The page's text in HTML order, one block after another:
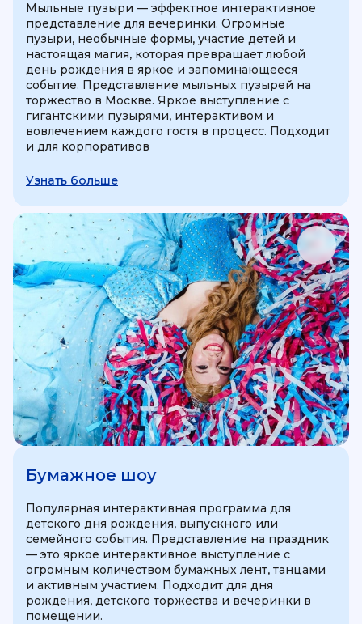
Мыльные пузыри — эффектное интерактивное
представление для вечеринки. Огромные
пузыри, необычные формы, участие детей и
настоящая магия, которая превращает любой
день рождения в яркое и запоминающееся
событие. Представление мыльных пузырей на
торжество в Москве. Яркое выступление с
гигантскими пузырями, интерактивом и
вовлечением каждого гостя в процесс. Подходит
и для корпоративов
Узнать больше
Бумажное шоу
Популярная интерактивная программа для
детского дня рождения, выпускного или
семейного события. Представление на праздник
— это яркое интерактивное выступление с
огромным количеством бумажных лент, танцами
и активным участием. Подходит для дня
рождения, детского торжества и вечеринки в
помещении.